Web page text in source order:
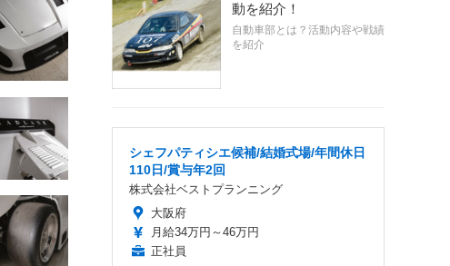
動を紹介！
自動車部とは？活動内容や戦績
を紹介
シェフパティシエ候補/結婚式場/年間休日
110日/賞与年2回
株式会社ベストプランニング
大阪府
月給34万円～46万円
正社員